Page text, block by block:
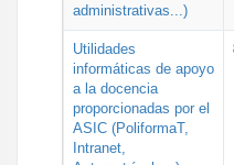
administrativas...)
Utilidades
informáticas de apoyo
a la docencia
proporcionadas por el
ASIC (PoliformaT,
Intranet,